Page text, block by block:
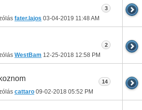
fater.lajos 03-04-2019 11:48 AM
3
WestBam 12-25-2018 12:58 PM
2
cattaro 09-02-2018 05:52 PM
14